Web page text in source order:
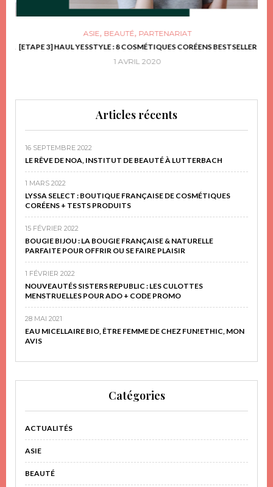
ASIE, BEAUTÉ, PARTENARIAT
[ETAPE 3] HAUL YESSTYLE : 8 COSMÉTIQUES CORÉENS BESTSELLER
1 AVRIL 2020
Articles récents
16 SEPTEMBRE 2022
LE RÊVE DE NOA, INSTITUT DE BEAUTÉ À LUTTERBACH
1 MARS 2022
LYSSA SELECT : BOUTIQUE FRANÇAISE DE COSMÉTIQUES
CORÉENS + TESTS PRODUITS
15 FÉVRIER 2022
BOUGIE BIJOU : LA BOUGIE FRANÇAISE & NATURELLE
PARFAITE POUR OFFRIR OU SE FAIRE PLAISIR
1 FÉVRIER 2022
NOUVEAUTÉS SISTERS REPUBLIC : LES CULOTTES
MENSTRUELLES POUR ADO + CODE PROMO
28 MAI 2021
EAU MICELLAIRE BIO, ÊTRE FEMME DE CHEZ FUN!ETHIC, MON
AVIS
Catégories
ACTUALITÉS
ASIE
BEAUTÉ